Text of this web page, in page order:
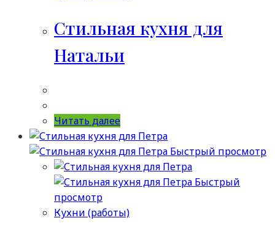
Стильная кухня для
Натальи
Читать далее
Быстрый просмотр
Быстрый
просмотр
Кухни (работы)